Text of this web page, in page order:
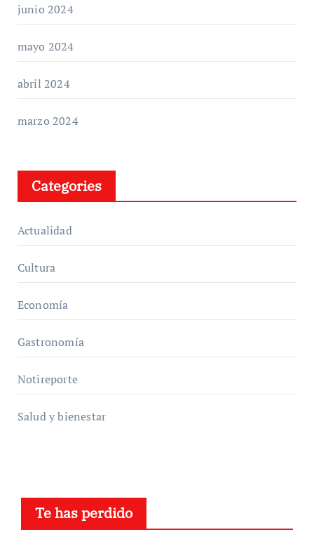
junio 2024
mayo 2024
abril 2024
marzo 2024
Categories
Actualidad
Cultura
Economía
Gastronomía
Notireporte
Salud y bienestar
Te has perdido